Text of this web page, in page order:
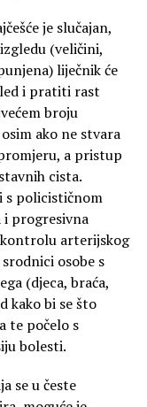
je slučajan,
(veličini,
liječnik će
i pratiti rast
broju
ako ne stvara
a pristup
cista.
s policističnom
i progresivna
arterijskog
osobe s
(djeca, braća,
kako bi se što
te počelo s
bolesti.
se u česte